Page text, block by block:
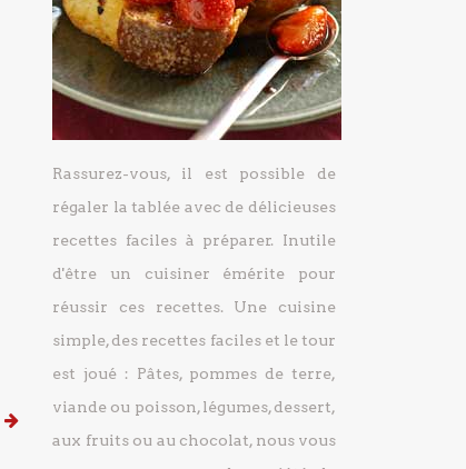
Rassurez-vous, il est possible de
régaler la tablée avec de délicieuses
recettes faciles à préparer. Inutile
d'être un cuisiner émérite pour
réussir ces recettes. Une cuisine
simple, des recettes faciles et le tour
est joué : Pâtes, pommes de terre,
viande ou poisson, légumes, dessert,
aux fruits ou au chocolat, nous vous